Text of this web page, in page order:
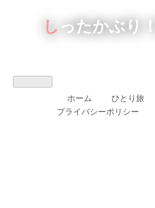
しったかぶり
ホーム ひとり旅
プライバシーポリシー